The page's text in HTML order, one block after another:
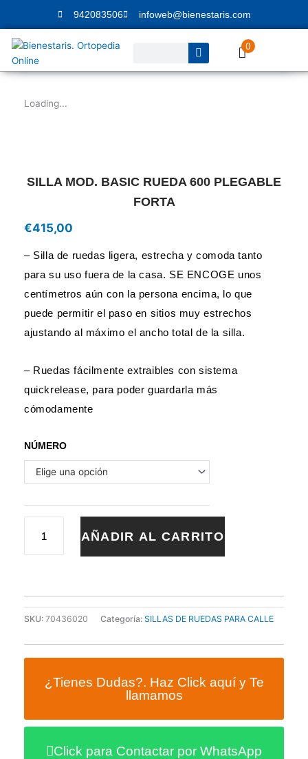
contenido
942083506 infoweb@bienestaris.com
0
Loading...
SILLA MOD. BASIC RUEDA 600 PLEGABLE
FORTA
€415,00
– Silla de ruedas ligera, estrecha y comoda tanto
para su uso fuera de la casa. SE ENCOGE unos
centímetros aún con la persona encima, lo que
puede permitir el paso en sitios muy estrechos
ajustando al máximo el ancho total de la silla.
– Ruedas fácilmente extraibles con sistema
quickrelease, para poder guardarla más
cómodamente
NÚMERO
SILLA
MOD.
BASIC
600
PLEGABLE
FORTA
AÑADIR AL CARRITO
SKU: 70436020 Categoría: SILLAS DE RUEDAS PARA CALLE
¿Tienes Dudas?. Haz Click aquí y Te
llamamos
Click para Contactar por WhatsApp